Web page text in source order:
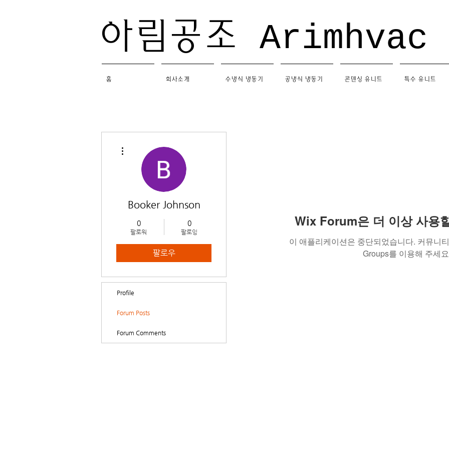
​아림공조 Arimhvac
홈 회사소개 수냉식 냉동기 공냉식 냉동기 콘덴싱 유니트 특수 유니트
Wix Forum은 더 이상 사용
이 애플리케이션은 중단되었습니다. 커뮤니
Groups를 이용해 주세
Booker Johnson
0
팔로워
0
팔로잉
팔로우
Profile
Forum Posts
Forum Comments